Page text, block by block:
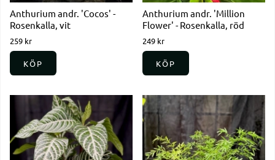
Anthurium andr. 'Cocos' -
Rosenkalla, vit
259 kr
KÖP
Anthurium andr. 'Million
Flower' - Rosenkalla, röd
249 kr
KÖP